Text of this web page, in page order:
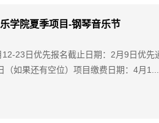
学院夏季项目-钢琴音乐节
23日优先报名截止日期：2月9日优先
（如果还有空位）项目缴费日期：4月1...